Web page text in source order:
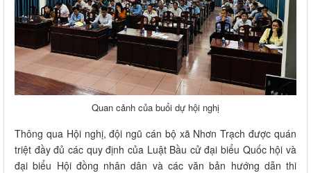
Quan cảnh của buổi dự hội nghị
Thông qua Hội nghị, đội ngũ cán bộ xã Nhơn Trạch được quán
triệt đầy đủ các quy định của Luật Bầu cử đại biểu Quốc hội và
đại biểu Hội đồng nhân dân và các văn bản hướng dẫn thi